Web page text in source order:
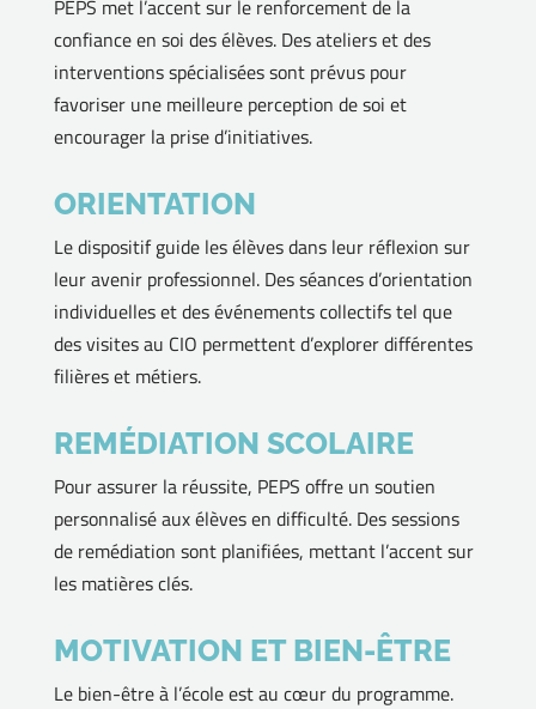
PEPS met l’accent sur le renforcement de la
confiance en soi des élèves. Des ateliers et des
interventions spécialisées sont prévus pour
favoriser une meilleure perception de soi et
encourager la prise d’initiatives.
ORIENTATION
Le dispositif guide les élèves dans leur réflexion sur
leur avenir professionnel. Des séances d’orientation
individuelles et des événements collectifs tel que
des visites au CIO permettent d’explorer différentes
filières et métiers.
REMÉDIATION SCOLAIRE
Pour assurer la réussite, PEPS offre un soutien
personnalisé aux élèves en difficulté. Des sessions
de remédiation sont planifiées, mettant l’accent sur
les matières clés.
MOTIVATION ET BIEN-ÊTRE
Le bien-être à l’école est au cœur du programme.